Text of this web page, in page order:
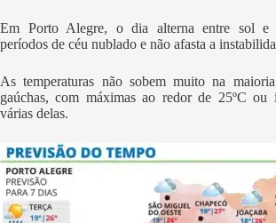
Em Porto Alegre, o dia alterna entre sol e
períodos de céu nublado e não afasta a
As temperaturas não sobem muito na
gaúchas, com máximas ao redor de 25ºC ou
várias delas.